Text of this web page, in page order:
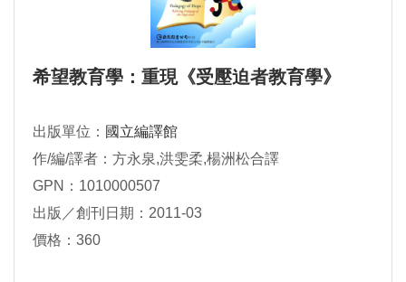
希望教育學：重現《受壓迫者教育學》
出版單位： 國立編譯館
作/編/譯者：方永泉,洪雯柔,楊洲松合譯
GPN：1010000507
出版／創刊日期：2011-03
價格：360